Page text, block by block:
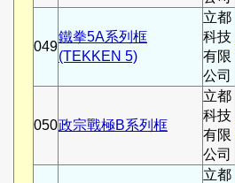
049
鐵拳5A系列框
(TEKKEN 5)
立都
科技
有限
公司
050政宗戰極B系列框
立都
科技
有限
公司
立都